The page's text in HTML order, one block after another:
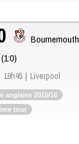
Bournemouth
19h45 Liverpool
anglaise 2015/16
tour